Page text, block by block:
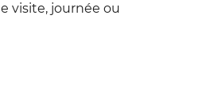
visite, journée ou